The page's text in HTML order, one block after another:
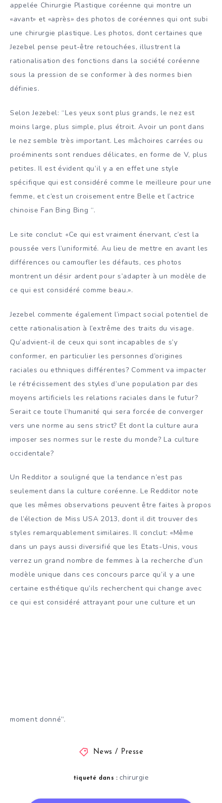
appelée Chirurgie Plastique coréenne qui montre un
«avant» et «après» des photos de coréennes qui ont subi
une chirurgie plastique. Les photos, dont certaines que
Jezebel pense peut-être retouchées, illustrent la
rationalisation des fonctions dans la société coréenne
sous la pression de se conformer à des normes bien
définies.
Selon Jezebel: “Les yeux sont plus grands, le nez est
moins large, plus simple, plus étroit. Avoir un pont dans
le nez semble très important. Les mâchoires carrées ou
proéminents sont rendues délicates, en forme de V, plus
petites. Il est évident qu’il y a en effet une style
spécifique qui est considéré comme le meilleure pour une
femme, et c’est un croisement entre Belle et l’actrice
chinoise Fan Bing Bing “.
Le site conclut: «Ce qui est vraiment énervant, c’est la
poussée vers l’uniformité. Au lieu de mettre en avant les
différences ou camoufler les défauts, ces photos
montrent un désir ardent pour s’adapter à un modèle de
ce qui est considéré comme beau.».
Jezebel commente également l’impact social potentiel de
cette rationalisation à l’extrême des traits du visage.
Qu’advient-il de ceux qui sont incapables de s’y
conformer, en particulier les personnes d’origines
raciales ou ethniques différentes? Comment va impacter
le rétrécissement des styles d’une population par des
moyens artificiels les relations raciales dans le futur?
Serait ce toute l’humanité qui sera forcée de converger
vers une norme au sens strict? Et dont la culture aura
imposer ses normes sur le reste du monde? La culture
occidentale?
Un Redditor a souligné que la tendance n’est pas
seulement dans la culture coréenne. Le Redditor note
que les mêmes observations peuvent être faites à propos
de l’élection de Miss USA 2013, dont il dit trouver des
styles remarquablement similaires. Il conclut: «Même
dans un pays aussi diversifié que les Etats-Unis, vous
verrez un grand nombre de femmes à la recherche d’un
modèle unique dans ces concours parce qu’il y a une
certaine esthétique qu’ils recherchent qui change avec
ce qui est considéré attrayant pour une culture et un
moment donné”.
News / Presse
tiqueté dans : chirurgie